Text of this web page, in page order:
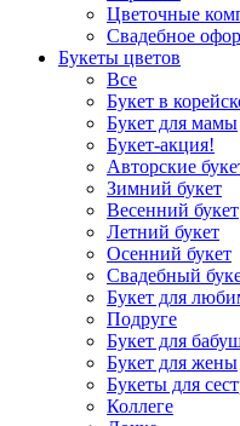
Цветочные
Свадебное
Букеты цветов
Все
Букет в
Букет для мамы
Букет-акция!
Авторские
Зимний букет
Весенний букет
Летний букет
Осенний букет
Свадебный
Букет для
Подруге
Букет для
Букет для жены
Букеты для
Коллеге